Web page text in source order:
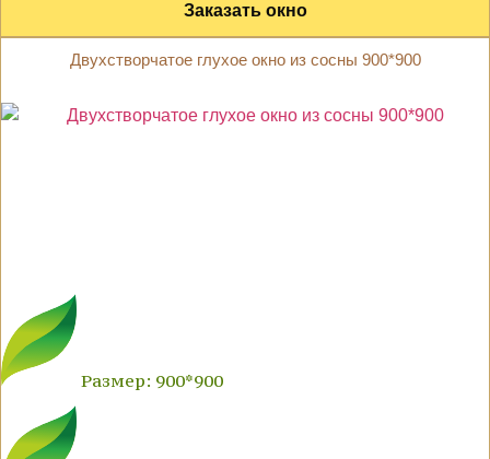
Заказать окно
Двухстворчатое глухое окно из сосны 900*900
Размер: 900*900